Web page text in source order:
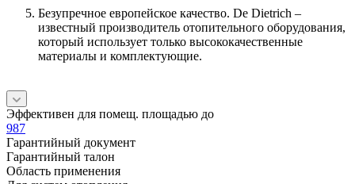
Безупречное европейское качество. De Dietrich –
известный производитель отопительного оборудования,
который использует только высококачественные
материалы и комплектующие.
Эффективен для помещ. площадью до
987
Гарантийный документ
Гарантийный талон
Область применения